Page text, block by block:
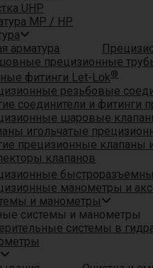
UHP
MP / HP
прецизионные
фитинги Let-Lok®
резьбовые
соединители и фитинги
шаровые
игольчатые
прецизионные клапаны
клапанов
манометры и
и манометры
системы в